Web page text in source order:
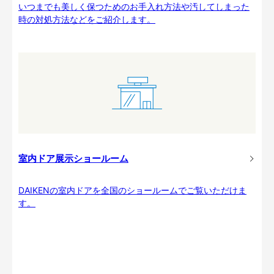
いつまでも美しく保つためのお手入れ方法や汚してしまった
時の対処方法などをご紹介します。
室内ドア展示ショールーム
DAIKENの室内ドアを全国のショールームでご覧いただけま
す。